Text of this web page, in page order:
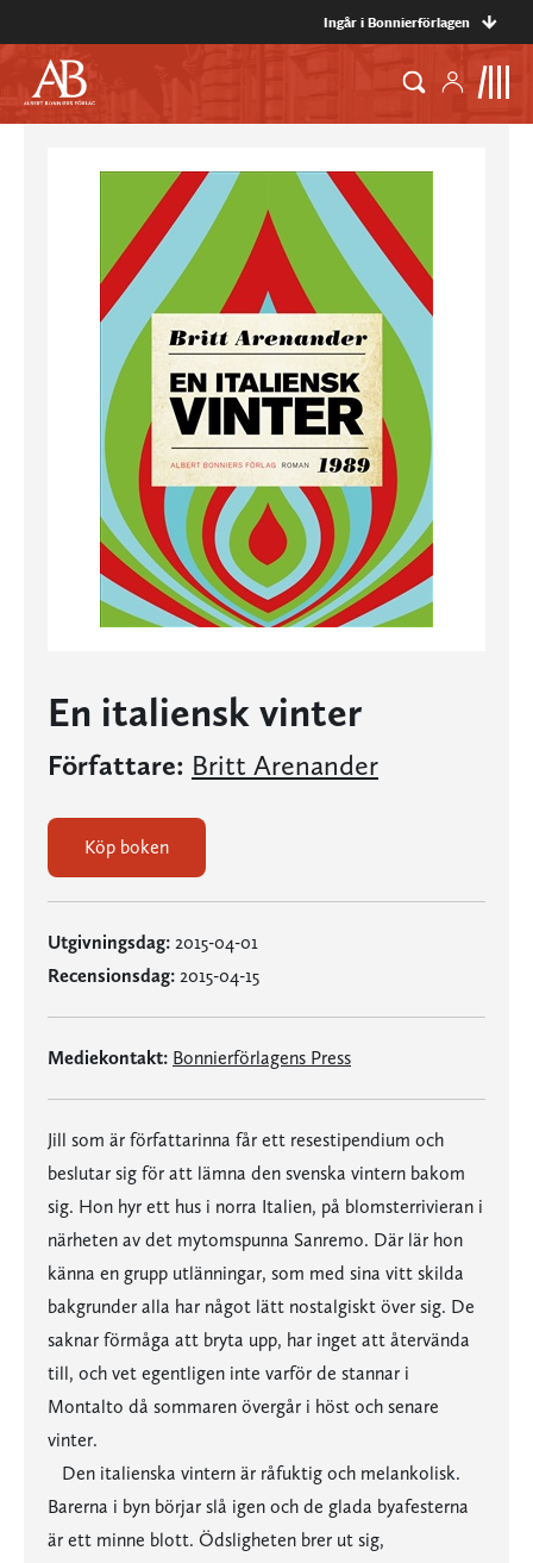
Ingår i Bonnierförlagen
En italiensk vinter
Författare: Britt Arenander
Köp boken
Utgivningsdag: 2015-04-01
Recensionsdag: 2015-04-15
Mediekontakt: Bonnierförlagens Press
Jill som är författarinna får ett resestipendium och
beslutar sig för att lämna den svenska vintern bakom
sig. Hon hyr ett hus i norra Italien, på blomsterrivieran i
närheten av det mytomspunna Sanremo. Där lär hon
känna en grupp utlänningar, som med sina vitt skilda
bakgrunder alla har något lätt nostalgiskt över sig. De
saknar förmåga att bryta upp, har inget att återvända
till, och vet egentligen inte varför de stannar i
Montalto då sommaren övergår i höst och senare
vinter.
Den italienska vintern är råfuktig och melankolisk.
Barerna i byn börjar slå igen och de glada byafesterna
är ett minne blott. Ödsligheten brer ut sig,